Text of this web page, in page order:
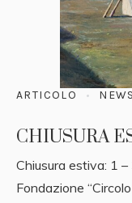
ARTICOLO NEWS
CHIUSURA
Chiusura estiva: 1
Fondazione